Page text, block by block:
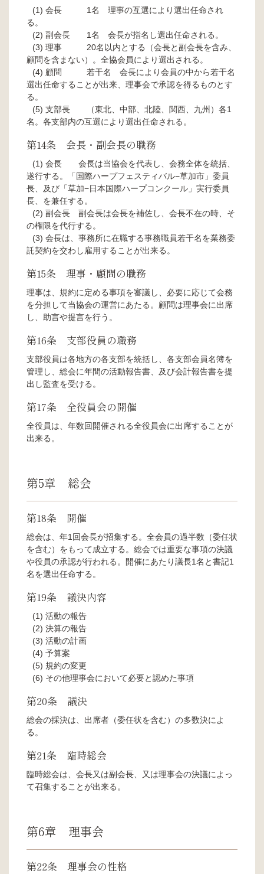
会長 1名 理事の互選により選出任命され
る。
副会長 1名 会長が指名し選出任命される。
理事 20名以内とする（会長と副会長を含み、
顧問を含まない）。全協会員により選出される。
顧問 若干名 会長により会員の中から若干名
選出任命することが出来、理事会で承認を得るものとす
る。
支部長 （東北、中部、北陸、関西、九州）各1
名。各支部内の互選により選出任命される。
第14条 会長・副会長の職務
会長 会長は当協会を代表し、会務全体を統括、
遂行する。「国際ハープフェスティバル−草加市」委員
長、及び「草加−日本国際ハープコンクール」実行委員
長、を兼任する。
副会長 副会長は会長を補佐し、会長不在の時、そ
の権限を代行する。
会長は、事務所に在職する事務職員若干名を業務委
託契約を交わし雇用することが出来る。
第15条 理事・顧問の職務
理事は、規約に定める事項を審議し、必要に応じて会務
を分担して当協会の運営にあたる。顧問は理事会に出席
し、助言や提言を行う。
第16条 支部役員の職務
支部役員は各地方の各支部を統括し、各支部会員名簿を
管理し、総会に年間の活動報告書、及び会計報告書を提
出し監査を受ける。
第17条 全役員会の開催
全役員は、年数回開催される全役員会に出席することが
出来る。
第5章 総会
第18条 開催
総会は、年1回会長が招集する。全会員の過半数（委任状
を含む）をもって成立する。総会では重要な事項の決議
や役員の承認が行われる。開催にあたり議長1名と書記1
名を選出任命する。
第19条 議決内容
活動の報告
決算の報告
活動の計画
予算案
規約の変更
その他理事会において必要と認めた事項
第20条 議決
総会の採決は、出席者（委任状を含む）の多数決によ
る。
第21条 臨時総会
臨時総会は、会長又は副会長、又は理事会の決議によっ
て召集することが出来る。
第6章 理事会
第22条 理事会の性格